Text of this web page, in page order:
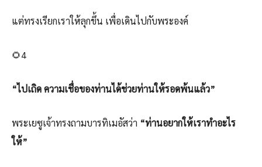
แต่ทรงเรียกเราให้ลุกขึ้น เพื่อเดินไปกับพระองค์
🌻4
“ไปเถิด ความเชื่อของท่านได้ช่วยท่านให้รอดพ้นแล้ว”
พระเยซูเจ้าทรงถามบารทิเมอัสว่า “ท่านอยากให้เราทำอะไร
ให้”